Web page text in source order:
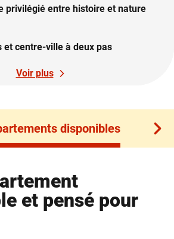
privilégié entre histoire et nature
et centre-ville à deux pas
Voir plus
disponibles
disponibles
et pensé pour